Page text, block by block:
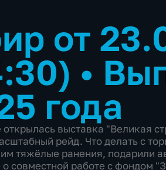
от
•
года
выставка "Великая
рейд. Что делать с
тяжёлые ранения, подарили
о совместной работе с фондом